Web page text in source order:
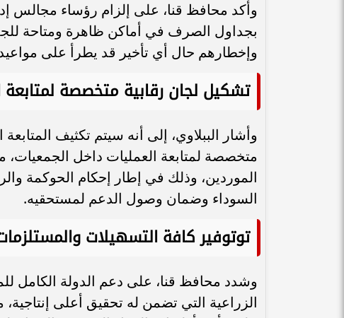
وأكد محافظ قنا، على إلزام رؤساء مجالس
بجداول الصرف في أماكن ظاهرة ومتاحة
وإخطارهم حال أي تأخير قد يطرأ على
تشكيل لجان رقابية متخصصة لمتابعة
وأشار الببلاوي، إلى أنه سيتم تكثيف
متخصصة لمتابعة العمليات داخل
الموردين، وذلك في إطار إحكام الحوكمة
السوداء وضمان وصول الدعم لمستحقيه.
توتوفير كافة التسهيلات والمستلزمات
وشدد محافظ قنا، على دعم الدولة الكامل
الزراعية التي تضمن له تحقيق أعلى